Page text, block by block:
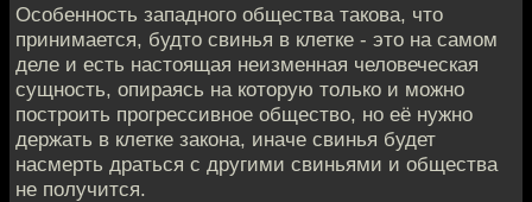
Особенность западного общества такова, что
принимается, будто свинья в клетке - это на самом
деле и есть настоящая неизменная человеческая
сущность, опираясь на которую только и можно
построить прогрессивное общество, но её нужно
держать в клетке закона, иначе свинья будет
насмерть драться с другими свиньями и общества
не получится.